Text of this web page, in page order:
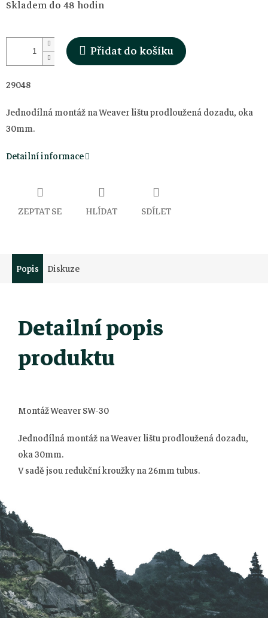
cena:
Skladem do 48 hodin
Přidat do košíku
29048
Jednodílná montáž na Weaver lištu prodloužená dozadu, oka
30mm.
Detailní informace
ZEPTAT SE HLÍDAT SDÍLET
Popis Diskuze
Detailní popis
produktu
Montáž Weaver SW-30
Jednodílná montáž na Weaver lištu prodloužená dozadu,
oka 30mm.
V sadě jsou redukční kroužky na 26mm tubus.
á
p
a
t